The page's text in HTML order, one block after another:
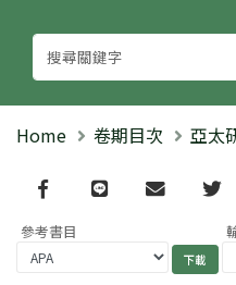
Home 卷期目次 亞太
Facebook
line email
參考書目